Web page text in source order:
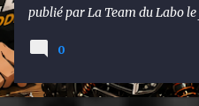
publié parLa Team du Labole
0